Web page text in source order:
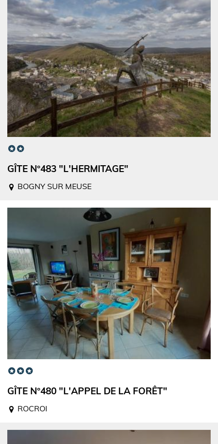
GÎTE N°483 "L'HERMITAGE"
BOGNY SUR MEUSE
GÎTE N°480 "L'APPEL DE LA FORÊT"
ROCROI